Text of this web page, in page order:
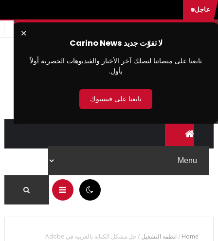
عاجل
✕
لا تفوّت جديد Carino News
تابعنا على منصاتنا لتصلك آخر الأخبار والفيديوهات الحصرية أولاً
بأول.
تابعنا على فيسبوك
Home
/ انظمة التشغيل /
حل مشكل الكتابة بالعربية في Adobe